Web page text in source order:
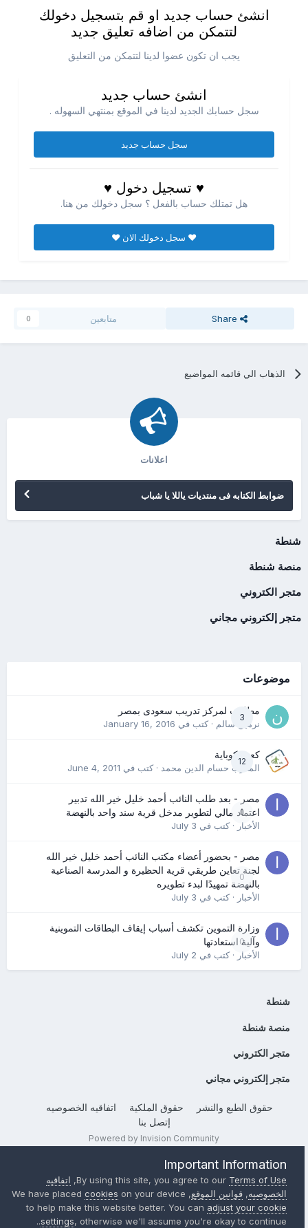
انشئ حساب جديد او قم بتسجيل دخولك
لتتمكن من اضافه تعليق جديد
يجب ان تكون عضوا لدينا لتتمكن من التعليق
انشئ حساب جديد
سجل حسابك الجديد لدينا في الموقع بمنتهي السهوله .
سجل حساب جديد
♥ تسجيل دخول ♥
هل تمتلك حساب بالفعل ؟ سجل دخولك من هنا.
♥ سجل دخولك الان ♥
Share متابعين 0
الذهاب الي قائمه المواضيع
اعلانات
ضوابط الكتابه فى منتديات ياللا يا شباب
شنطة
منصة شنطة
متجر الكتروني
متجر إلكتروني مجاني
موضوعات
3
مطلوب لمركز تدريب سعودى بمصر
نرمين سالم· كتب في January 16, 2016
12
كعب كوباية
المدرب حسام الدين محمد· كتب في June 4, 2011
0
مصر - بعد طلب النائب أحمد خليل خير الله تدبير
اعتماد مالي لتطوير مدخل قرية سند واحد بالنهضة
الأخبار· كتب في July 3
0
مصر - بحضور أعضاء مكتب النائب أحمد خليل خير الله
لجنة تعاين طريقي قرية الحظيرة و المدرسة الصناعية
بالنهضة تمهيدًا لبدء تطويره
الأخبار· كتب في July 3
0
وزارة التموين تكشف أسباب إيقاف البطاقات التموينية
وآلية استعادتها
الأخبار· كتب في July 2
شنطة
منصة شنطة
متجر الكتروني
متجر إلكتروني مجاني
حقوق الطبع والنشر حقوق الملكية
اتفاقيه الخصوصيه
إتصل بنا
Powered by Invision Community
Important Information
By using this site, you agree to ourTerms of Use
, اتفاقيه
الخصوصيه, قوانين الموقع, We have placed
cookies on your device
to help make this website better. You canadjust your cookie
settings , otherwise we'll assume you're okay to continue..